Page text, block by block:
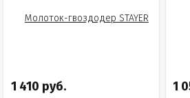
1 410 руб. 1